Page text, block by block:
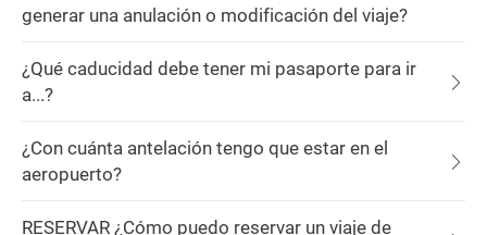
generar una anulación o modificación del viaje?
¿Qué caducidad debe tener mi pasaporte para ir
a...?
¿Con cuánta antelación tengo que estar en el
aeropuerto?
RESERVAR ¿Cómo puedo reservar un viaje de